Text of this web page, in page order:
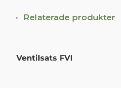
Relaterade produkter
Ventilsats FVI